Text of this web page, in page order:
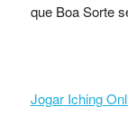
que Boa Sorte
Jogar Iching